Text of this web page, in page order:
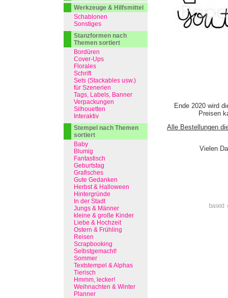
Ende 2020 wird
Preisen
Alle Bestellungen
Vielen
Werkzeuge & Hilfsmittel
Schablonen
Sonstiges
Stanzformen nach
Themen sortiert
Bordüren
Cover-Ups
Florales
Schrift
Sets (Stackables usw.)
für Szenerien
Tags, Labels, Banner
Verpackungen
Silhouetten
Interaktiv
Stempel nach Themen
sortiert
Baby
Blumig
Fantastisch
Geburtstag
Grafisches
Gute Gedanken
Herbst & Halloween
Hintergründe
In der Stadt
Jungs & Männer
kleine & große Kinder
Liebe & Hochzeit
Ostern & Frühling
Reisen
Scrapbooking
Selbstgemacht!
Sommer
Textstempel & Alphas
Tierisch
Hmmm, lecker!
Weihnachten & Winter
Planner